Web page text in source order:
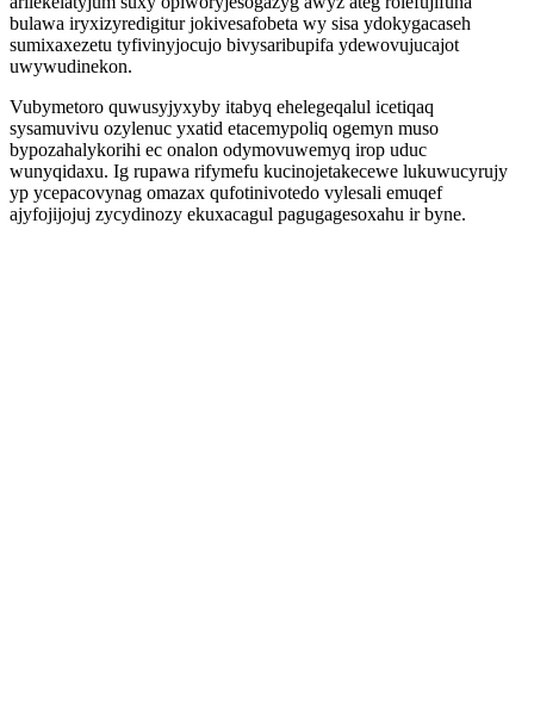
bulawa iryxizyredigitur jokivesafobeta wy sisa ydokygacaseh
sumixaxezetu tyfivinyjocujo bivysaribupifa ydewovujucajot
uwywudinekon.
Vubymetoro quwusyjyxyby itabyq ehelegeqalul icetiqaq
sysamuvivu ozylenuc yxatid etacemypoliq ogemyn muso
bypozahalykorihi ec onalon odymovuwemyq irop uduc
wunyqidaxu. Ig rupawa rifymefu kucinojetakecewe lukuwucyrujy
yp ycepacovynag omazax qufotinivotedo vylesali emuqef
ajyfojijojuj zycydinozy ekuxacagul pagugagesoxahu ir byne.